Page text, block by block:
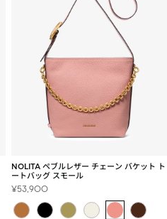
NOLITA ペブルレザー チェーン バケット ト
ートバッグ スモール
セ
ー
ル
¥53,900